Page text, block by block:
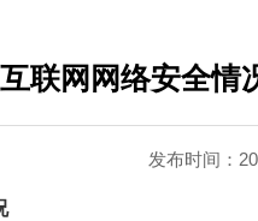
联网网络安全情
发布时间：